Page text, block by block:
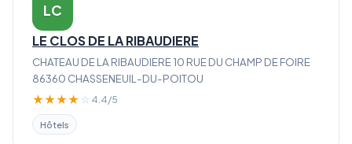
LC
LE CLOS DE LA RIBAUDIERE
CHATEAU DE LA RIBAUDIERE 10 RUE DU CHAMP DE FOIRE
86360 CHASSENEUIL-DU-POITOU
★★★★ ☆ 4.4/5
Hôtels